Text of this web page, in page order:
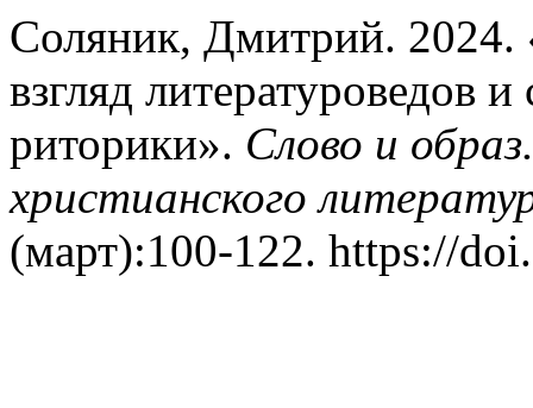
Соляник, Дмитрий. 2024.
взгляд литературоведов
риторики». Слово и
христианского
(март):100-122. https://